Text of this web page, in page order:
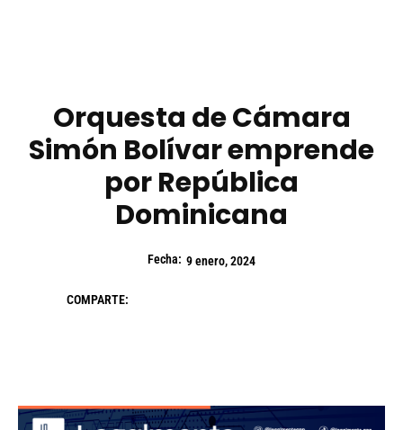
Orquesta de Cámara
Simón Bolívar emprende
por República
Dominicana
Fecha: 9 enero, 2024
COMPARTE: